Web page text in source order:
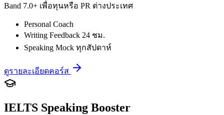
Band 7.0+ เพื่อทุนหรือ PR ต่างประเทศ
Personal Coach
Writing Feedback 24 ชม.
Speaking Mock ทุกสัปดาห์
ดูรายละเอียดคอร์ส
IELTS Speaking Booster